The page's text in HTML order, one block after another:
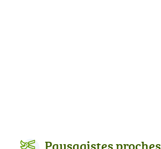
Paysagistes proches